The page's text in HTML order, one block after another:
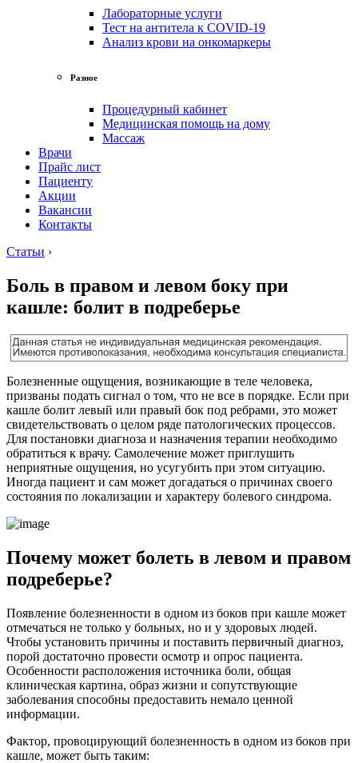
Лабораторные услуги
Тест на антитела к COVID-19
Анализ крови на онкомаркеры
Разное
Процедурный кабинет
Медицинская помощь на дому
Массаж
Врачи
Прайс лист
Пациенту
Акции
Вакансии
Контакты
Статьи ›
Боль в правом и левом боку при
кашле: болит в подреберье
Болезненные ощущения, возникающие в теле человека,
призваны подать сигнал о том, что не все в порядке. Если при
кашле болит левый или правый бок под ребрами, это может
свидетельствовать о целом ряде патологических процессов.
Для постановки диагноза и назначения терапии необходимо
обратиться к врачу. Самолечение может приглушить
неприятные ощущения, но усугубить при этом ситуацию.
Иногда пациент и сам может догадаться о причинах своего
состояния по локализации и характеру болевого синдрома.
Почему может болеть в левом и правом
подреберье?
Появление болезненности в одном из боков при кашле может
отмечаться не только у больных, но и у здоровых людей.
Чтобы установить причины и поставить первичный диагноз,
порой достаточно провести осмотр и опрос пациента.
Особенности расположения источника боли, общая
клиническая картина, образ жизни и сопутствующие
заболевания способны предоставить немало ценной
информации.
Фактор, провоцирующий болезненность в одном из боков при
кашле, может быть таким: